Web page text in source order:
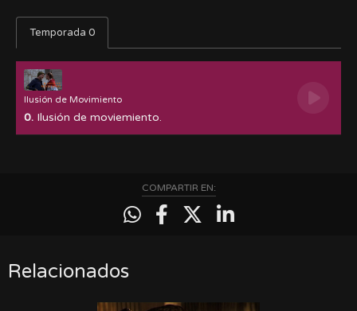
Temporada 0
Ilusión de Movimiento
0. Ilusión de moviemiento.
COMPARTIR EN:
Relacionados